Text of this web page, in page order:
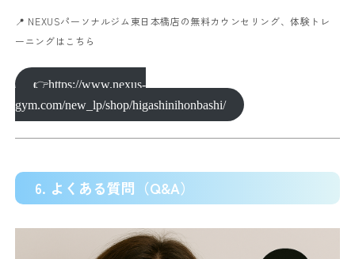
📍 NEXUSパーソナルジム東日本橋店の無料カウンセリング、体験トレ
ーニングはこちら
👉https://www.nexus-
gym.com/new_lp/shop/higashinihonbashi/
6. よくある質問（Q&A）